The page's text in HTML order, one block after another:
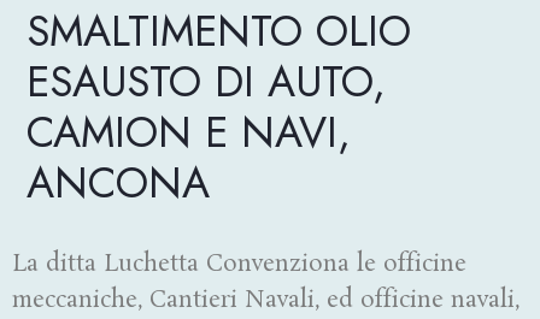
SMALTIMENTO OLIO
ESAUSTO DI AUTO,
CAMION E NAVI,
ANCONA
La ditta Luchetta Convenziona le officine
meccaniche, Cantieri Navali, ed officine navali,